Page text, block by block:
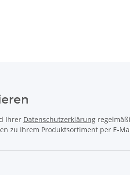
Ihrer Datenschutzerklärung
zu Ihrem Produktsortiment per E-